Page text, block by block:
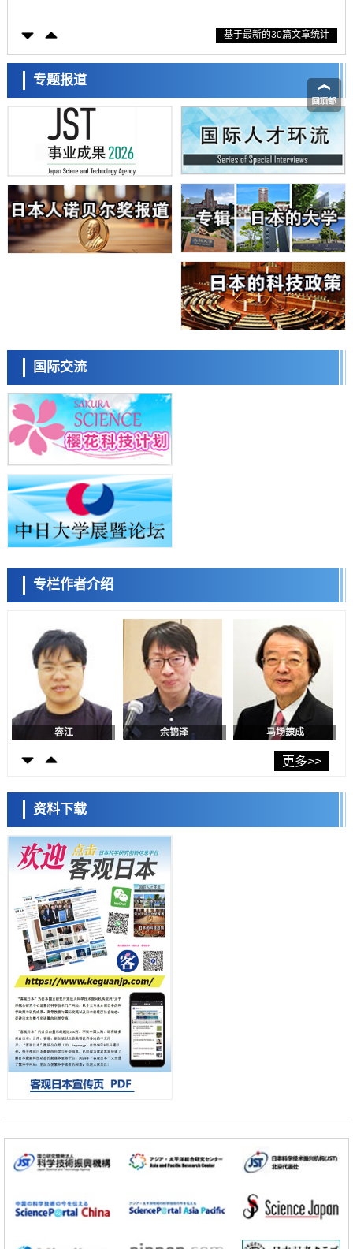
大阪大学开发基于水氢键网络的温度预测新方法，AI从分子排列信息中
经济・社会
【AI法上篇】如何对“将人生交给AI”保持危机感——中央大学平野晋教
授专访
科学研究
庆应义塾大学阐明脑内“游击手”小胶质细胞包裹保护受损神经细胞的机
制，有望用于开发阿尔茨海默病等疾病疗法
科学研究
日本东北大学与横滨橡胶全球首次从纳米尺度揭示橡胶—黄铜粘接界面
劣化抑制机制，为提升轮胎安全性与耐久性的材料设计开辟道路
科学研究
近畿大学等发现植物染料“日本茜”的红色成分可抑制老化与炎症，有望
成为新型功能性材料
科学研究
群马大学开发针对难治性癫痫的新型基因疗法，利用超小型GAD67启动
九州大学揭示夜间眼压升高机制：两种激素波动叠加所致
证电容器可在汽车发动机等高温环境下工作
经济・社会
日本生成式AI使用者占比一年内翻倍，但与中美德仍有较大差距
政策
日本修订首都直下型地震紧急对策：目标为死亡人数至少减半，重点强
化火灾防控
科学研究
福井大学发现细胞记忆过往并抑制反应的机制，阐明即便DNA相同反应
迥异之谜
科学研究
神户大学确认口服癌症疫苗B440单药给药的安全性，在转移性尿路上皮
癌患者中开展临床试验
政策
日本发布《令和8年版科学技术与创新白皮书》，解读第七期基本计划
科学研究
东京大学发现可诱导细胞死亡的新型信使物质
东京都健康长寿医疗中心跨器官揭示衰老过程中的糖链变化
科学研究
产总研无需石油利用松脂制备石墨前驱体，可作为电池电极材料
科学研究
东京大学和海上保安厅等发现南海海槽沿线板块边界锁定状态存在区域
政策
日本第2次医疗研究开发调整费，根据一线实际情况和需求分配99.3亿
千叶大学鉴定出导致难治性疾病“肺高血压症”恶化的蛋白质“MYL9/12”，
会引发血管结构恶化
科学研究
京都大学高效生成光的构成单元“光子”，可应用于量子计算机
科学研究
用数理模型诠释慢性荨麻疹的发病机理，借助数学的力量实现个体化最
佳治疗
科学研究
【JST事业成果】发现室温下工作的交替磁体
科学研究
夜景也能清晰呈现在纸上——日本“铁路摄影迷”教授研发新技术
科学研究
【JST事业成果】开发低成本与低功耗的新型AI处理器
政策
日本科研费增设国际共同研究强化新类别，促进青年研究人员赴海外开
展研究
经济・社会
能力与生产力
科学研究
该基因的必要性因菌株而异
经济・社会
基于最新的30篇文章统计
专题报道
国际交流
专栏作者介绍
流员
小岩井忠道
陈小牧 李鸥 安宁
容江 余锦泽 马场錬成
日本科学未来馆 科学交
流员
小岩井忠道 泷川 进
更多>>
资料下载